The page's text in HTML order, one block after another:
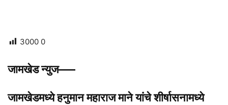
3000 0
जामखेड न्युज—–
जामखेडमध्ये हनुमान महाराज माने यांचे शीर्षासनामध्ये